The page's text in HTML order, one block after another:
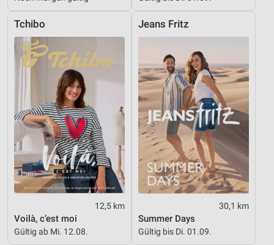
Tchibo
12,5 km
Voilà, c’est moi
Gültig ab Mi. 12.08.
Jeans Fritz
30,1 km
Summer Days
Gültig bis Di. 01.09.